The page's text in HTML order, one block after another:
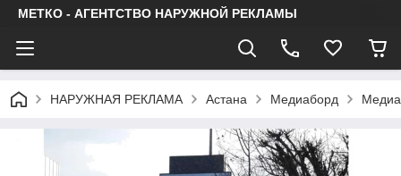
МЕТКО - АГЕНТСТВО НАРУЖНОЙ РЕКЛАМЫ
НАРУЖНАЯ РЕКЛАМА Астана Медиаборд